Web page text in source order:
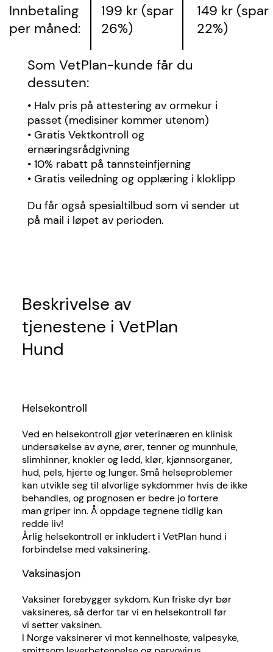
Ved en helsekontroll gjør veterinæren en klinisk
undersøkelse av øyne, ører, tenner og munnhule,
slimhinner, knokler og ledd, klør, kjønnsorganer,
hud, pels, hjerte og lunger. Små helseproblemer
kan utvikle seg til alvorlige sykdommer hvis de ikke
behandles, og prognosen er bedre jo fortere
man griper inn. Å oppdage tegnene tidlig kan
redde liv!
Årlig helsekontroll er inkludert i VetPlan hund i
forbindelse med vaksinering.
Helsekontroll
Vaksiner forebygger sykdom. Kun friske dyr bør
vaksineres, så derfor tar vi en helsekontroll før
vi setter vaksinen.
I Norge vaksinerer vi mot kennelhoste, valpesyke,
Vaksinasjon
Beskrivelse av
tjenestene i VetPlan
Hund
Innbetaling
per måned:
199 kr (spar
26%)
149 kr (spar
22%)
Du får også spesialtilbud som vi sender ut
på mail i løpet av perioden.
Som VetPlan-kunde får du
dessuten:
• Halv pris på attestering av ormekur i
passet (medisiner kommer utenom)
• Gratis Vektkontroll og
ernæringsrådgivning
• 10% rabatt på tannsteinfjerning
• Gratis veiledning og opplæring i kloklipp